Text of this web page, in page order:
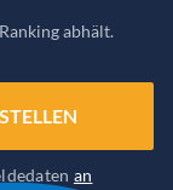
abhält.
an